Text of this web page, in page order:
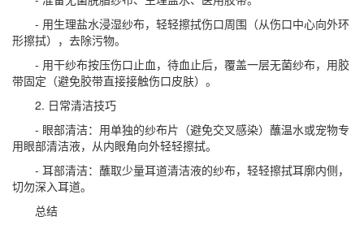
- 用生理盐水浸湿纱布，轻轻擦拭伤口周围（从伤口中心向外环
形擦拭），去除污物。
- 用干纱布按压伤口止血，待血止后，覆盖一层无菌纱布，用胶
带固定（避免胶带直接接触伤口皮肤）。
2. 日常清洁技巧
- 眼部清洁：用单独的纱布片（避免交叉感染）蘸温水或宠物专
用眼部清洁液，从内眼角向外轻轻擦拭。
- 耳部清洁：蘸取少量耳道清洁液的纱布，轻轻擦拭耳廓内侧，
切勿深入耳道。
总结